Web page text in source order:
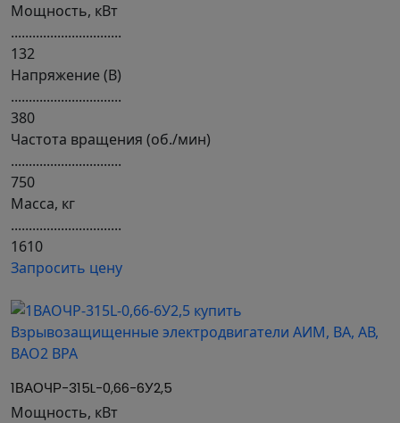
Мощность, кВт
...............................
132
Напряжение (В)
...............................
380
Частота вращения (об./мин)
...............................
750
Масса, кг
...............................
1610
Запросить цену
1ВАОЧР-315L-0,66-6У2,5
Мощность, кВт